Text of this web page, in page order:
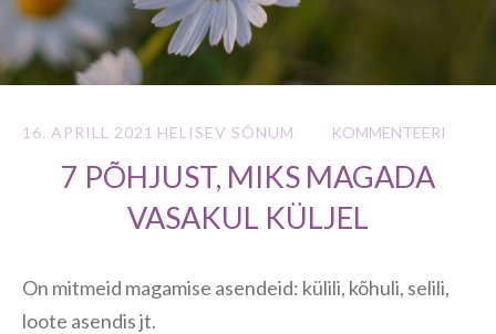
16. APRILL 2021 HELISEV SÕNUM KOMMENTEERI
‎7 PÕHJUST, MIKS MAGADA
VASAKUL KÜLJEL‎
On mitmeid magamise asendeid: külili, kõhuli, selili,
loote asendis jt.